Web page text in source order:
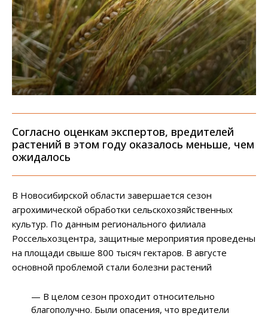
Согласно оценкам экспертов, вредителей
растений в этом году оказалось меньше, чем
ожидалось
В Новосибирской области завершается сезон
агрохимической обработки сельскохозяйственных
культур. По данным регионального филиала
Россельхозцентра, защитные мероприятия проведены
на площади свыше 800 тысяч гектаров. В августе
основной проблемой стали болезни растений
— В целом сезон проходит относительно
благополучно. Были опасения, что вредители